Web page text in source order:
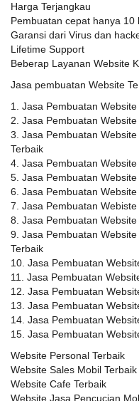
Harga Terjangkau
Pembuatan cepat hanya 10
Garansi dari Virus dan
Lifetime Support
Beberap Layanan Website
Jasa pembuatan Website
1. Jasa Pembuatan
2. Jasa Pembuatan
3. Jasa Pembuatan
Terbaik
4. Jasa Pembuatan
5. Jasa Pembuatan
6. Jasa Pembuatan
7. Jasa Pembuatan
8. Jasa Pembuatan
9. Jasa Pembuatan
Terbaik
10. Jasa Pembuatan
11. Jasa Pembuatan
12. Jasa Pembuatan
13. Jasa Pembuatan
14. Jasa Pembuatan
15. Jasa Pembuatan
Website Personal Terbaik
Website Sales Mobil Terbaik
Website Cafe Terbaik
Website Jasa Pencucian